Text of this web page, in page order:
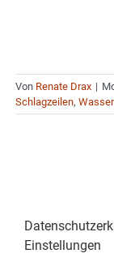
Von Renate Drax |
Schlagzeilen,
Einstellungen